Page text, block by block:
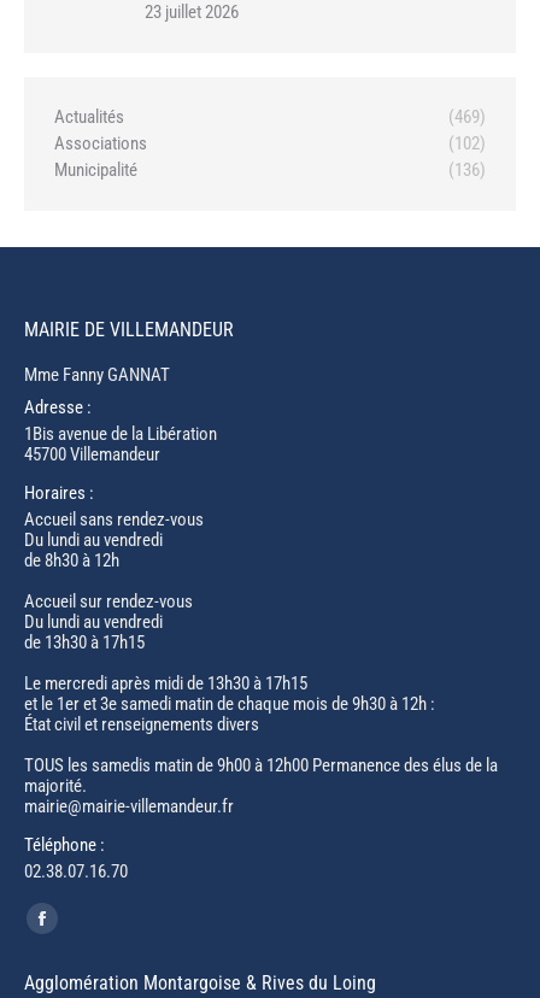
23 juillet 2026
Actualités
(469)
Associations
(102)
Municipalité
(136)
MAIRIE DE VILLEMANDEUR
Mme Fanny GANNAT
Adresse :
1Bis avenue de la Libération
45700 Villemandeur
Horaires :
Accueil sans rendez-vous
Du lundi au vendredi
de 8h30 à 12h
Accueil sur rendez-vous
Du lundi au vendredi
de 13h30 à 17h15
Le mercredi après midi de 13h30 à 17h15
et le 1er et 3e samedi matin de chaque mois de 9h30 à 12h :
État civil et renseignements divers
TOUS les samedis matin de 9h00 à 12h00 Permanence des élus de la
majorité.
mairie@mairie-villemandeur.fr
Téléphone :
02.38.07.16.70
Trouvez nous sur :
Facebook
Agglomération Montargoise & Rives du Loing